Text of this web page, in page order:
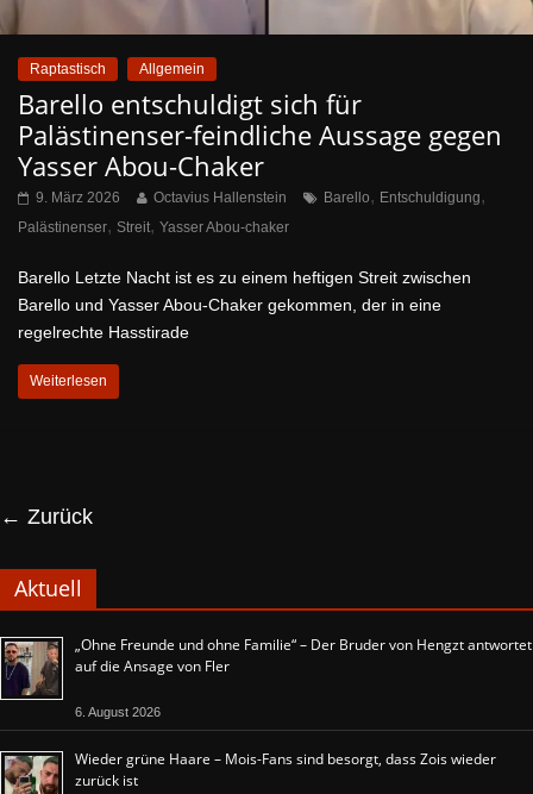
Raptastisch Allgemein
Barello entschuldigt sich für
Palästinenser-feindliche Aussage gegen
Yasser Abou-Chaker
9. März 2026 Octavius Hallenstein Barello, Entschuldigung,
Palästinenser, Streit, Yasser Abou-chaker
Barello Letzte Nacht ist es zu einem heftigen Streit zwischen
Barello und Yasser Abou-Chaker gekommen, der in eine
regelrechte Hasstirade
Weiterlesen
← Zurück
Aktuell
„Ohne Freunde und ohne Familie“ – Der Bruder von Hengzt antwortet
auf die Ansage von Fler
6. August 2026
Wieder grüne Haare – Mois-Fans sind besorgt, dass Zois wieder
zurück ist